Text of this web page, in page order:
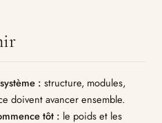
: structure, modules,
doivent avancer ensemble.
tôt : le poids et les